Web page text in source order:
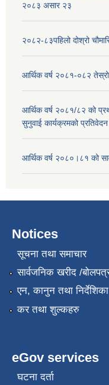
२०८३ असार २३
२०८२-८३पहिलो दोश्रो
आर्थिक वर्ष २०८१-०८२ तेस्रो
आर्थिक वर्ष २०८१/८२ को
सुनुवाई कार्यक्रमको प्रतिवेदन
आर्थिक वर्ष २०८०।८१ को
Notices
सूचना तथा समाचार
सार्वजनिक खरीद /
एन, कानुन तथा निर्देशिका
कर तथा शुल्कहरु
eGov services
घटना दर्ता